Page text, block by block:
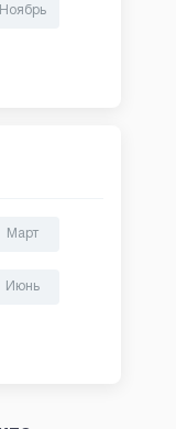
Ноябрь
Март
Июнь